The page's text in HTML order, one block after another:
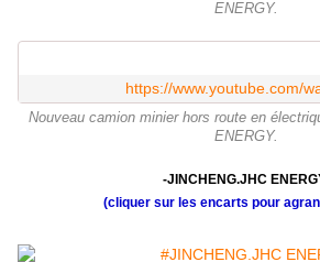
ENERGY.
https://www.youtube.com/
Nouveau camion minier hors route en
ENERGY.
-JINCHENG.JHC
(cliquer sur les encarts pour